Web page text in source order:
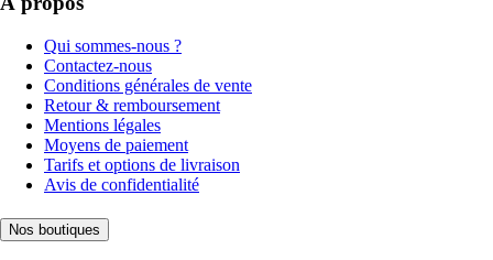
Qui sommes-nous ?
Contactez-nous
Conditions générales de vente
Retour & remboursement
Mentions légales
Moyens de paiement
Tarifs et options de livraison
Avis de confidentialité
Nos boutiques